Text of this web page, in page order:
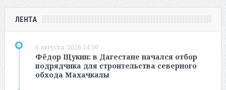
ЛЕНТА
6 августа, 2026 14:50
Фёдор Щукин: в Дагестане начался отбор
подрядчика для строительства северного
обхода Махачкалы